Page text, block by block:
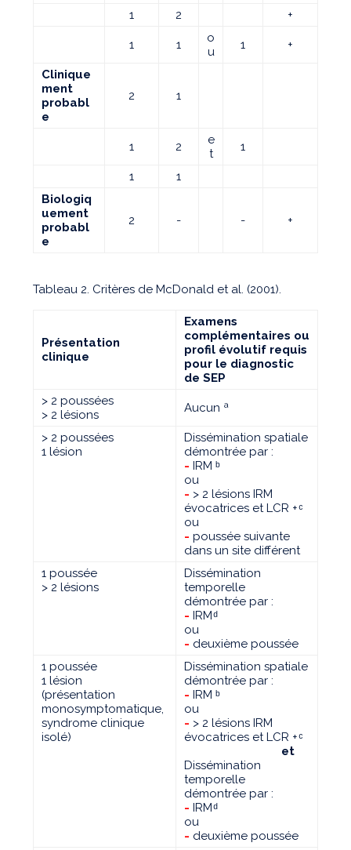
1 2 +
1 1
o
u
1 +
Clinique
ment
probabl
e
2 1
1 2
e
t
1
1
1
Biologiq
uement
probabl
e
2 - - +
Tableau 2. Critères de McDonald et al. (2001).
Présentation
clinique
Examens
complémentaires ou
profil évolutif requis
pour le diagnostic
de SEP
> 2 poussées
> 2 lésions
Aucun ª
> 2 poussées
1 lésion
Dissémination spatiale
démontrée par :
- IRM ᵇ
ou
- > 2 lésions IRM
évocatrices et LCR + ͨ
ou
- poussée suivante
dans un site différent
1 poussée
> 2 lésions
Dissémination
temporelle
démontrée par :
- IRM ͩ
ou
- deuxième poussée
1 poussée
1 lésion
(présentation
monosymptomatique,
syndrome clinique
isolé)
Dissémination spatiale
démontrée par :
- IRM ᵇ
ou
- > 2 lésions IRM
évocatrices et LCR + ͨ
et
Dissémination
temporelle
démontrée par :
- IRM ͩ
ou
- deuxième poussée